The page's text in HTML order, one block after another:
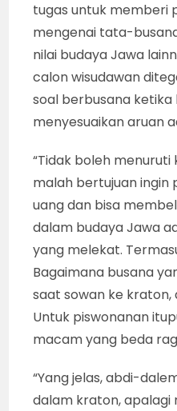
tugas untuk memberi
mengenai tata-
nilai budaya Jawa
calon wisudawan
soal berbusana
menyesuaikan aruan
“Tidak boleh
malah bertujuan ingin
uang dan bisa
dalam budaya Jawa
yang melekat.
Bagaimana busana
saat sowan ke kraton,
Untuk piswonanan
macam yang beda
“Yang jelas, abdi-
dalam kraton, apalagi